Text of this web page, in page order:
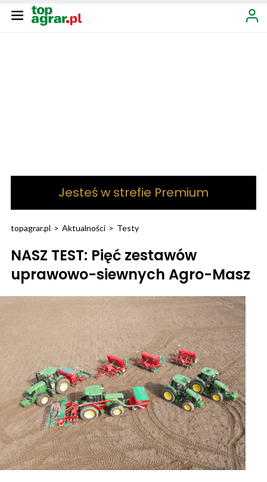
Jesteś w strefie Premium
topagrar.pl > Aktualności > Testy
NASZ TEST: Pięć zestawów
uprawowo-siewnych Agro-Masz